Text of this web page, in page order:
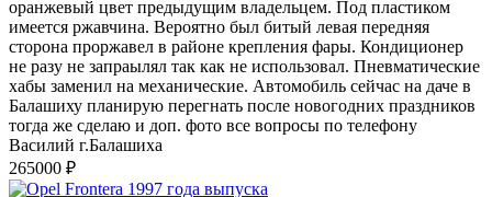
оранжевый цвет предыдущим владельцем. Под пластиком
имеется ржавчина. Вероятно был битый левая передняя
сторона проржавел в районе крепления фары. Кондиционер
не разу не запраылял так как не использовал. Пневматические
хабы заменил на механические. Автомобиль сейчас на даче в
Балашиху планирую перегнать после новогодних праздников
тогда же сделаю и доп. фото все вопросы по телефону
Василий г.Балашиха
265000 ₽